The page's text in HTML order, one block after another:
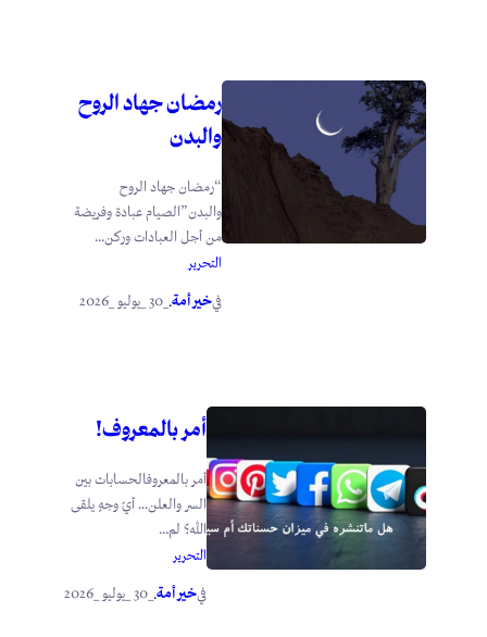
رمضان جهاد الروح
والبدن
“رمضان جهاد الروح
والبدن”الصيام عبادة وفريضة
من أجل العبادات وركن...
التحرير
فيخير أمة.
أمر بالمعروف!
أمر بالمعروفالحسابات بين
السر والعلن… أيّ وجهٍ يلقى
الله؟ لم...
التحرير
فيخير أمة. _30 _يوليو _2026